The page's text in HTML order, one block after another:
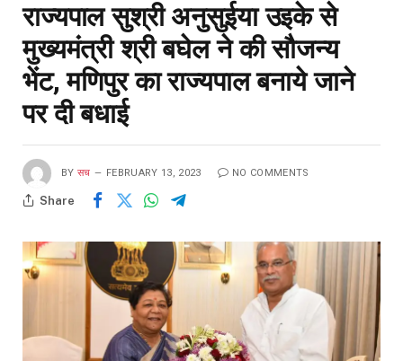
राज्यपाल सुश्री अनुसुईया उइके से
मुख्यमंत्री श्री बघेल ने की सौजन्य
भेंट, मणिपुर का राज्यपाल बनाये जाने
पर दी बधाई
BY सच FEBRUARY 13, 2023 NO COMMENTS
Share